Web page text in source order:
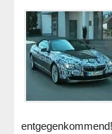
entgegenkommend!